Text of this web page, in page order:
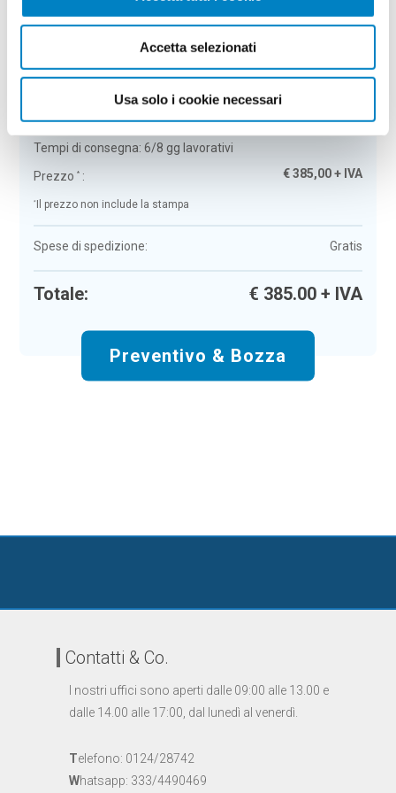
Accetta selezionati
Usa solo i cookie necessari
4 Riepilogo ordine:
Borsa termica rolltop isolata in
Colore:nero Quantità:50
Tempi di consegna:6/8 gg lavorativi
Prezzo* : €385,00+ IVA
* Il prezzo non include la stampa
Spese di spedizione: Gratis
Totale: € 385.00+ IVA
Preventivo & Bozza
Contatti & Co.
I nostri uffici sono aperti dalle 09:00 alle 13.00 e
dalle 14.00 alle 17:00, dal lunedì al venerdì.
Telefono: 0124/28742
Whatsapp: 333/4490469